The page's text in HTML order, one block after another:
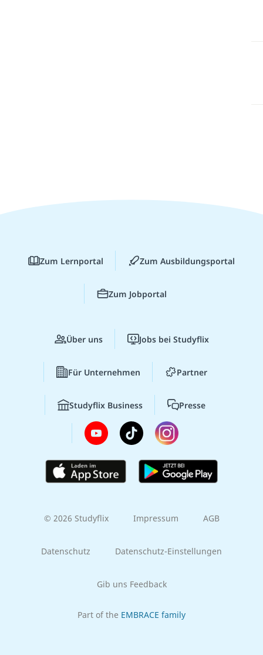
Zum Lernportal Zum Ausbildungsportal
Zum Jobportal
Über uns Jobs bei Studyflix
Für Unternehmen Partner
Studyflix Business Presse
© 2026 Studyflix Impressum AGB
Datenschutz Datenschutz-Einstellungen
Gib uns Feedback
Part of the EMBRACE family